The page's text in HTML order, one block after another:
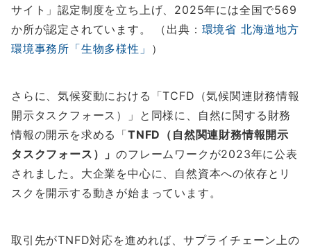
サイト」認定制度を立ち上げ、2025年には全国で569
か所が認定されています。 （出典： 環境省 北海道地方
環境事務所「生物多様性」 ）
さらに、気候変動における「TCFD（気候関連財務情報
開示タスクフォース）」と同様に、自然に関する財務
情報の開示を求める「TNFD（自然関連財務情報開示
タスクフォース）」のフレームワークが2023年に公表
されました。大企業を中心に、自然資本への依存とリ
スクを開示する動きが始まっています。
取引先がTNFD対応を進めれば、サプライチェーン上の